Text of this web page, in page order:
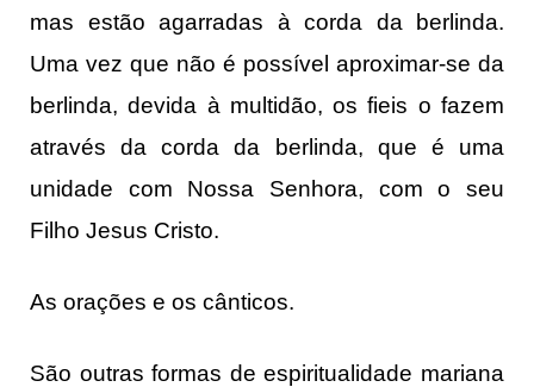
mas estão agarradas à corda da berlinda.
Uma vez que não é possível aproximar-se da
berlinda, devida à multidão, os fieis o fazem
através da corda da berlinda, que é uma
unidade com Nossa Senhora, com o seu
Filho Jesus Cristo.
As orações e os cânticos.
São outras formas de espiritualidade mariana